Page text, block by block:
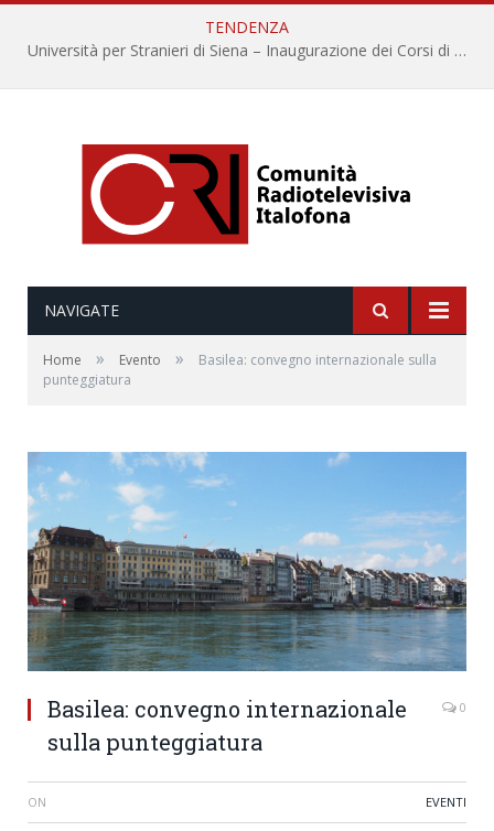
TENDENZA
Università per Stranieri di Siena – Inaugurazione dei Corsi di Lingua e Cultura Italiana, 109a annata
NAVIGATE
Home » Evento »
Basilea: convegno internazionale sulla
punteggiatura
Basilea: convegno internazionale
sulla punteggiatura
0
ON EVENTI